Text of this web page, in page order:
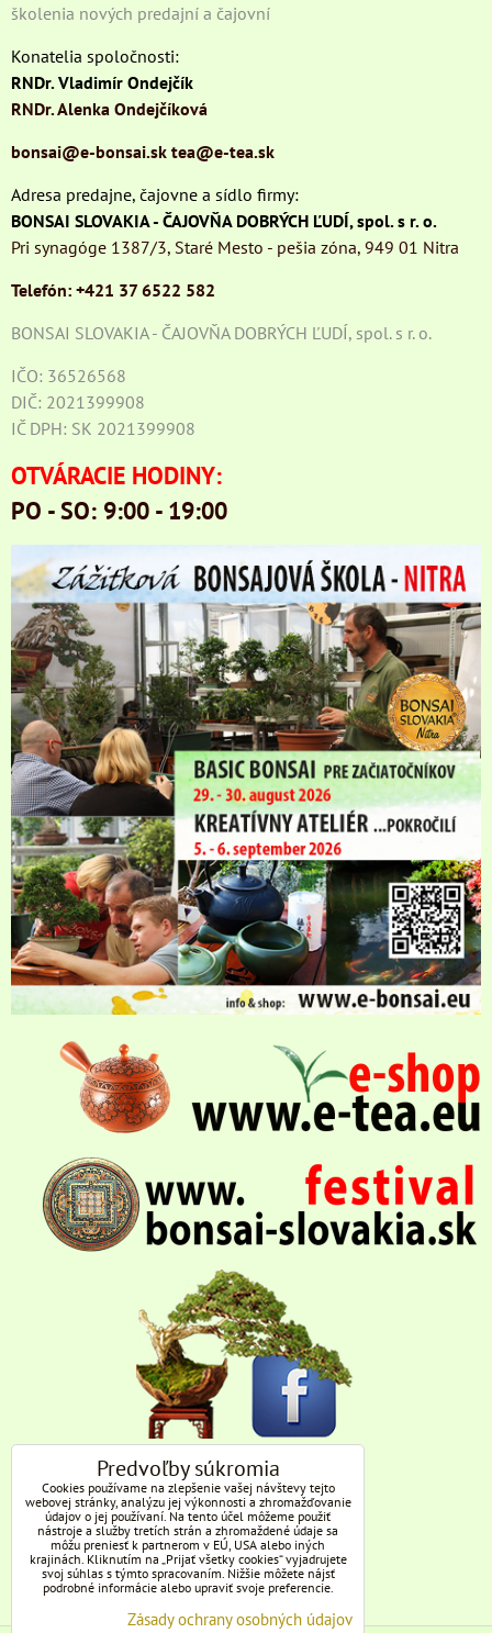
školenia nových predajní a čajovní
Konatelia spoločnosti:
RNDr. Vladimír Ondejčík
RNDr. Alenka Ondejčíková
bonsai@e-bonsai.sk tea@e-tea.sk
Adresa predajne, čajovne a sídlo firmy:
BONSAI SLOVAKIA - ČAJOVŇA DOBRÝCH ĽUDÍ, spol. s r. o.
Pri synagóge 1387/3, Staré Mesto - pešia zóna, 949 01 Nitra
Telefón: +421 37 6522 582
BONSAI SLOVAKIA - ČAJOVŇA DOBRÝCH ĽUDÍ, spol. s r. o.
IČO: 36526568
DIČ: 2021399908
IČ DPH: SK 2021399908
OTVÁRACIE HODINY:
PO - SO: 9:00 - 19:00
Predvoľby súkromia
Cookies používame na zlepšenie vašej návštevy tejto
webovej stránky, analýzu jej výkonnosti a zhromažďovanie
údajov o jej používaní. Na tento účel môžeme použiť
nástroje a služby tretích strán a zhromaždené údaje sa
môžu preniesť k partnerom v EÚ, USA alebo iných
krajinách. Kliknutím na „Prijať všetky cookies“ vyjadrujete
svoj súhlas s týmto spracovaním. Nižšie môžete nájsť
podrobné informácie alebo upraviť svoje preferencie.
Zásady ochrany osobných údajov